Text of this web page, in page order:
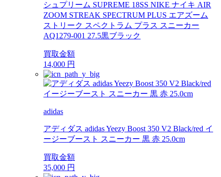
シュプリーム SUPREME 18SS NIKE ナイキ AIR
ZOOM STREAK SPECTRUM PLUS エアズーム
ストリーク スペクトラム プラス スニーカー
AQ1279-001 27.5黒ブラック
買取金額
14,000 円
adidas
アディダス adidas Yeezy Boost 350 V2 Black/red イ
ージーブースト スニーカー 黒 赤 25.0cm
買取金額
35,000 円